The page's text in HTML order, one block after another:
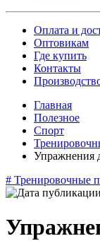
Оплата и
Оптовикам
Где купить
Контакты
Главная
Полезное
Спорт
Упражнения
# Тренировочные